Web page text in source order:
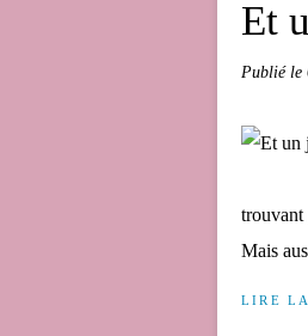
Et
Publié le
trouvant
Mais
LIRE